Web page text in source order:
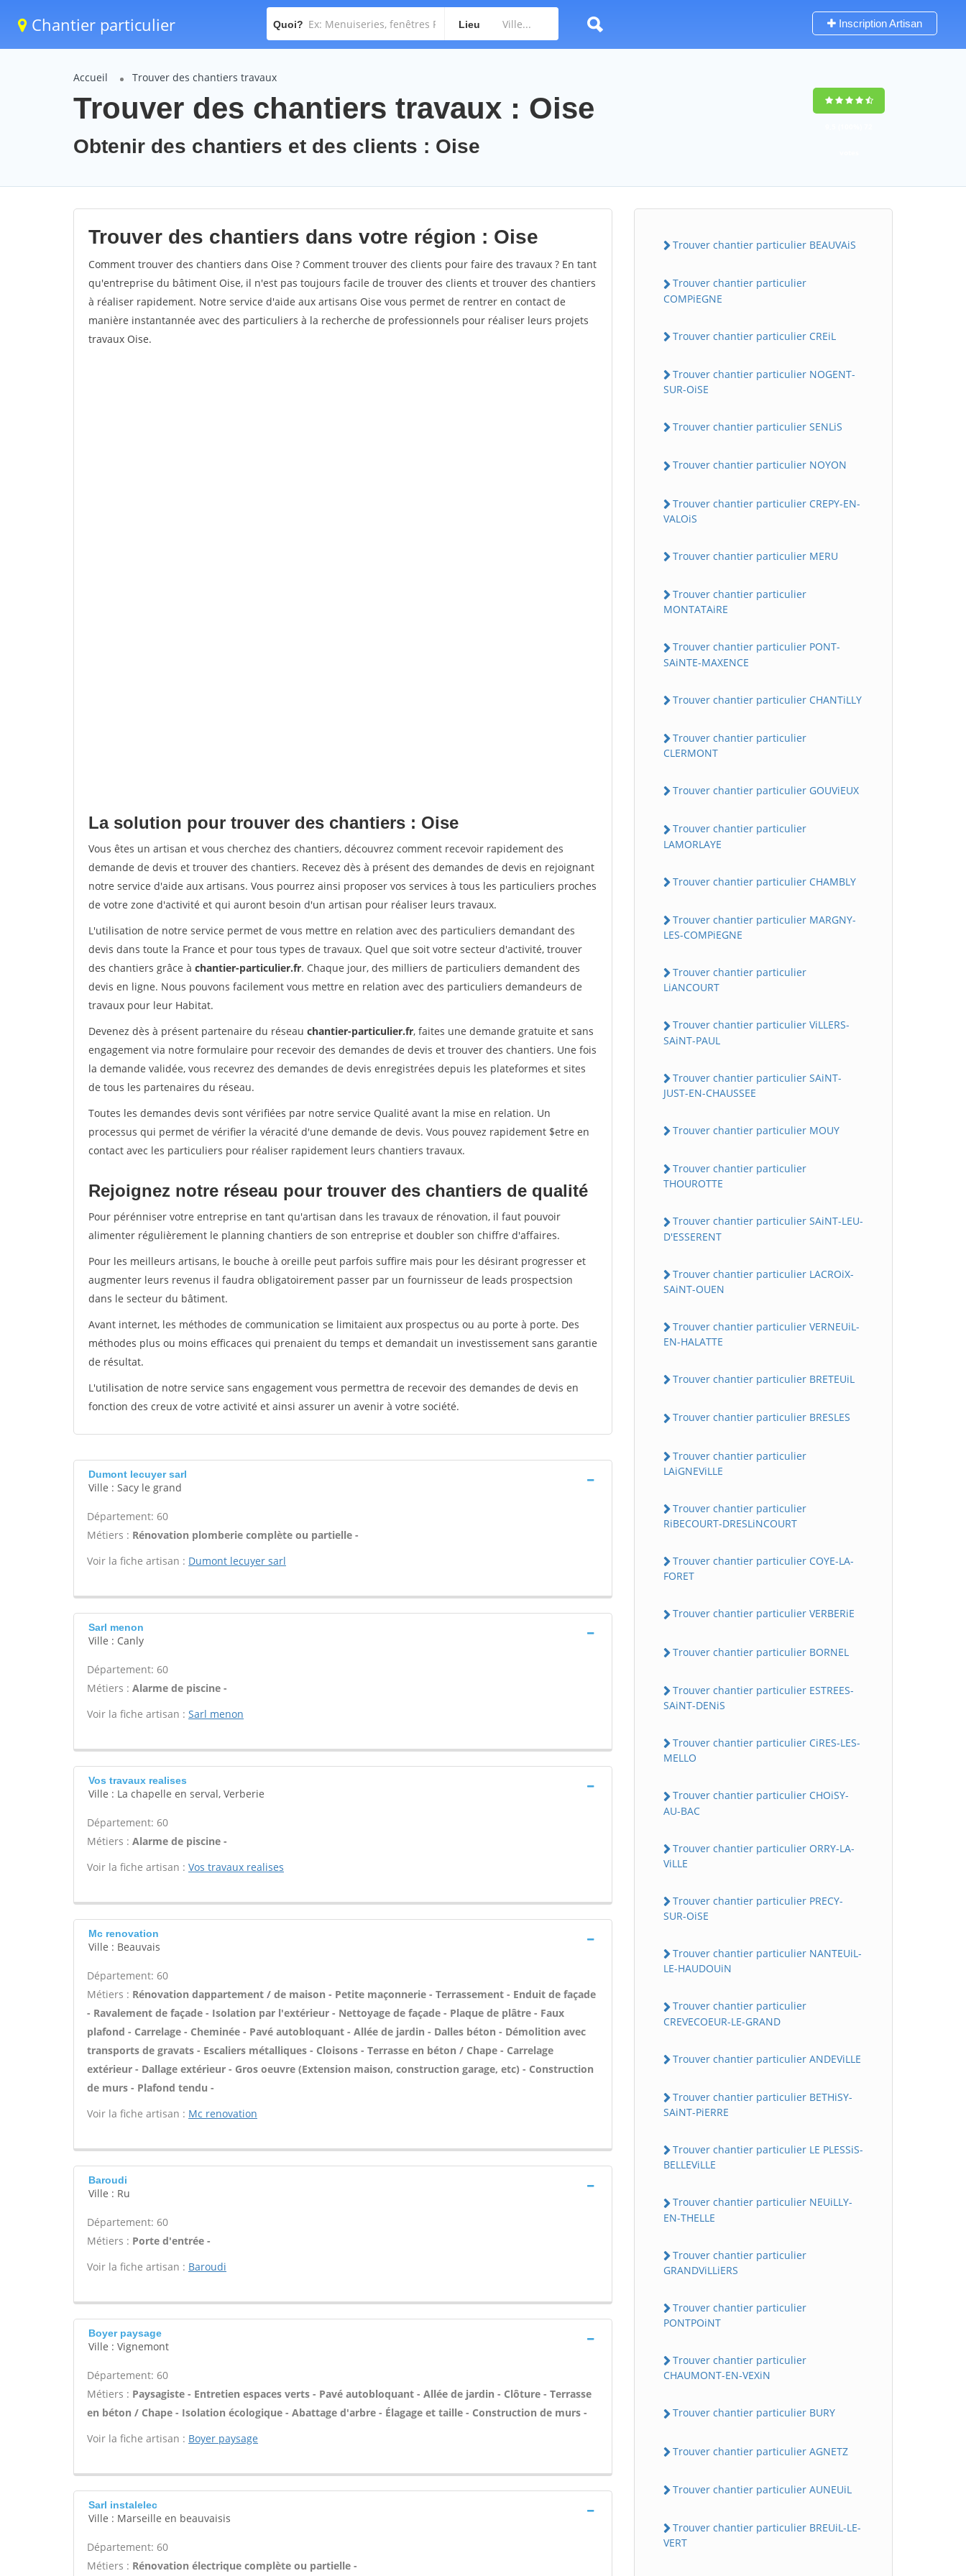
Chantier particulier Quoi? Lieu Inscription Artisan
Accueil Trouver des chantiers travaux
Trouver des chantiers travaux : Oise
Obtenir des chantiers et des clients : Oise
Trouver des chantiers dans votre région : Oise
Comment trouver des chantiers dans Oise ? Comment trouver des clients pour faire des travaux ? En tant
qu'entreprise du bâtiment Oise, il n'est pas toujours facile de trouver des clients et trouver des chantiers
à réaliser rapidement. Notre service d'aide aux artisans Oise vous permet de rentrer en contact de
manière instantannée avec des particuliers à la recherche de professionnels pour réaliser leurs projets
travaux Oise.
La solution pour trouver des chantiers : Oise
Vous êtes un artisan et vous cherchez des chantiers, découvrez comment recevoir rapidement des
demande de devis et trouver des chantiers. Recevez dès à présent des demandes de devis en rejoignant
notre service d'aide aux artisans. Vous pourrez ainsi proposer vos services à tous les particuliers proches
de votre zone d'activité et qui auront besoin d'un artisan pour réaliser leurs travaux.
L'utilisation de notre service permet de vous mettre en relation avec des particuliers demandant des
devis dans toute la France et pour tous types de travaux. Quel que soit votre secteur d'activité, trouver
des chantiers grâce à chantier-particulier.fr. Chaque jour, des milliers de particuliers demandent des
devis en ligne. Nous pouvons facilement vous mettre en relation avec des particuliers demandeurs de
travaux pour leur Habitat.
Devenez dès à présent partenaire du réseau chantier-particulier.fr, faites une demande gratuite et sans
engagement via notre formulaire pour recevoir des demandes de devis et trouver des chantiers. Une fois
la demande validée, vous recevrez des demandes de devis enregistrées depuis les plateformes et sites
de tous les partenaires du réseau.
Toutes les demandes devis sont vérifiées par notre service Qualité avant la mise en relation. Un
processus qui permet de vérifier la véracité d'une demande de devis. Vous pouvez rapidement $etre en
contact avec les particuliers pour réaliser rapidement leurs chantiers travaux.
Rejoignez notre réseau pour trouver des chantiers de qualité
Pour pérénniser votre entreprise en tant qu'artisan dans les travaux de rénovation, il faut pouvoir
alimenter régulièrement le planning chantiers de son entreprise et doubler son chiffre d'affaires.
Pour les meilleurs artisans, le bouche à oreille peut parfois suffire mais pour les désirant progresser et
augmenter leurs revenus il faudra obligatoirement passer par un fournisseur de leads prospectsion
dans le secteur du bâtiment.
Avant internet, les méthodes de communication se limitaient aux prospectus ou au porte à porte. Des
méthodes plus ou moins efficaces qui prenaient du temps et demandait un investissement sans garantie
de résultat.
L'utilisation de notre service sans engagement vous permettra de recevoir des demandes de devis en
fonction des creux de votre activité et ainsi assurer un avenir à votre société.
Dumont lecuyer sarl
Ville : Sacy le grand
Département: 60
Métiers : Rénovation plomberie complète ou partielle -
Voir la fiche artisan : Dumont lecuyer sarl
Sarl menon
Ville : Canly
Département: 60
Métiers : Alarme de piscine -
Voir la fiche artisan : Sarl menon
Vos travaux realises
Ville : La chapelle en serval, Verberie
Département: 60
Métiers : Alarme de piscine -
Voir la fiche artisan : Vos travaux realises
Mc renovation
Ville : Beauvais
Département: 60
Métiers : Rénovation dappartement / de maison - Petite maçonnerie - Terrassement - Enduit de façade
- Ravalement de façade - Isolation par l'extérieur - Nettoyage de façade - Plaque de plâtre - Faux
plafond - Carrelage - Cheminée - Pavé autobloquant - Allée de jardin - Dalles béton - Démolition avec
transports de gravats - Escaliers métalliques - Cloisons - Terrasse en béton / Chape - Carrelage
extérieur - Dallage extérieur - Gros oeuvre (Extension maison, construction garage, etc) - Construction
de murs - Plafond tendu -
Voir la fiche artisan : Mc renovation
Baroudi
Ville : Ru
Département: 60
Métiers : Porte d'entrée -
Voir la fiche artisan : Baroudi
Boyer paysage
Ville : Vignemont
Département: 60
Métiers : Paysagiste - Entretien espaces verts - Pavé autobloquant - Allée de jardin - Clôture - Terrasse
en béton / Chape - Isolation écologique - Abattage d'arbre - Élagage et taille - Construction de murs -
Voir la fiche artisan : Boyer paysage
Sarl instalelec
Ville : Marseille en beauvaisis
Département: 60
Métiers : Rénovation électrique complète ou partielle -
Trouver chantier particulier BEAUVAiS
Trouver chantier particulier
COMPiEGNE
Trouver chantier particulier CREiL
Trouver chantier particulier NOGENT-
SUR-OiSE
Trouver chantier particulier SENLiS
Trouver chantier particulier NOYON
Trouver chantier particulier CREPY-EN-
VALOiS
Trouver chantier particulier MERU
Trouver chantier particulier
MONTATAiRE
Trouver chantier particulier PONT-
SAiNTE-MAXENCE
Trouver chantier particulier CHANTiLLY
Trouver chantier particulier
CLERMONT
Trouver chantier particulier GOUViEUX
Trouver chantier particulier
LAMORLAYE
Trouver chantier particulier CHAMBLY
Trouver chantier particulier MARGNY-
LES-COMPiEGNE
Trouver chantier particulier
LiANCOURT
Trouver chantier particulier ViLLERS-
SAiNT-PAUL
Trouver chantier particulier SAiNT-
JUST-EN-CHAUSSEE
Trouver chantier particulier MOUY
Trouver chantier particulier
THOUROTTE
Trouver chantier particulier SAiNT-LEU-
D'ESSERENT
Trouver chantier particulier LACROiX-
SAiNT-OUEN
Trouver chantier particulier VERNEUiL-
EN-HALATTE
Trouver chantier particulier BRETEUiL
Trouver chantier particulier BRESLES
Trouver chantier particulier
LAiGNEViLLE
Trouver chantier particulier
RiBECOURT-DRESLiNCOURT
Trouver chantier particulier COYE-LA-
FORET
Trouver chantier particulier VERBERiE
Trouver chantier particulier BORNEL
Trouver chantier particulier ESTREES-
SAiNT-DENiS
Trouver chantier particulier CiRES-LES-
MELLO
Trouver chantier particulier CHOiSY-
AU-BAC
Trouver chantier particulier ORRY-LA-
ViLLE
Trouver chantier particulier PRECY-
SUR-OiSE
Trouver chantier particulier NANTEUiL-
LE-HAUDOUiN
Trouver chantier particulier
CREVECOEUR-LE-GRAND
Trouver chantier particulier ANDEViLLE
Trouver chantier particulier BETHiSY-
SAiNT-PiERRE
Trouver chantier particulier LE PLESSiS-
BELLEViLLE
Trouver chantier particulier NEUiLLY-
EN-THELLE
Trouver chantier particulier
GRANDViLLiERS
Trouver chantier particulier
PONTPOiNT
Trouver chantier particulier
CHAUMONT-EN-VEXiN
Trouver chantier particulier BURY
Trouver chantier particulier AGNETZ
Trouver chantier particulier AUNEUiL
Trouver chantier particulier BREUiL-LE-
VERT